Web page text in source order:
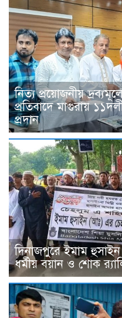
নিত্য প্রয়োজনীয়
প্রতিবাদে মাগুরায়
প্রদান
দিনাজপুরে ইমাম
ধর্মীয় বয়ান ও শোক